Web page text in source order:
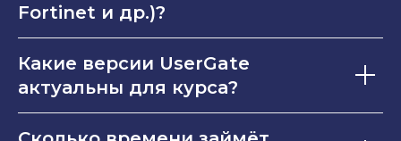
Fortinet и др.)?
Какие версии UserGate
актуальны для курса?